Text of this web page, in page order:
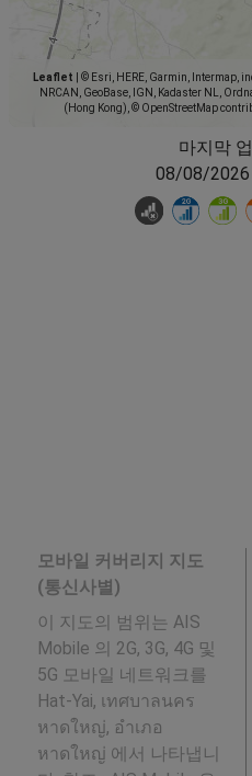
Leaflet
© Esri, HERE, Garmin, Intermap,
NRCAN, GeoBase, IGN, Kadaster NL,
(Hong Kong), © OpenStreetMap
마지막
08/08/2026
모바일 커버리지 지도
(통신사별)
이 지도의 범위는 AIS
Mobile 의 2G, 3G, 4G 및
5G 모바일 네트워크를
Hat-Yai, เทศบาลนคร
หาดใหญ่, อำเภอ
หาดใหญ่ 에서 나타냅니